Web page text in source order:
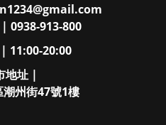
0938-913-800
11:00-20:00
地址 |
州街47號1樓